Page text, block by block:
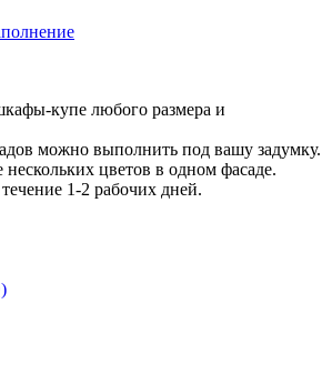
купе любого размера и
можно выполнить под вашу задумку.
цветов в одном фасаде.
1-2 рабочих дней.